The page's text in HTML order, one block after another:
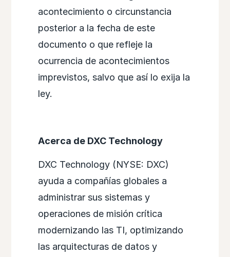
acontecimiento o circunstancia
posterior a la fecha de este
documento o que refleje la
ocurrencia de acontecimientos
imprevistos, salvo que así lo exija la
ley.
Acerca de DXC Technology
DXC Technology (NYSE: DXC)
ayuda a compañías globales a
administrar sus sistemas y
operaciones de misión crítica
modernizando las TI, optimizando
las arquitecturas de datos y